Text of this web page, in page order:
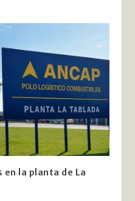
en la planta de La